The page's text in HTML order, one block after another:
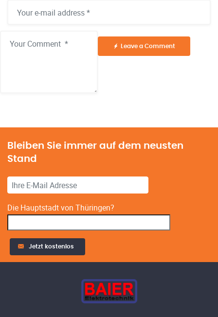
Leave a Comment
Bleiben Sie immer auf dem neusten
Stand
Die Hauptstadt von Thüringen?
Jetzt kostenlos